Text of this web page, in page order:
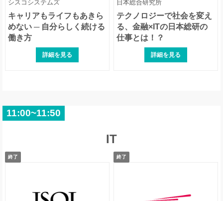
日本ヒューレット・パッカード
日本アイ・ビー・エムシステムズ・エン
ジニアリング
シスコシステムズ
キャリアもライフもあきら
めない ─ 自分らしく続ける
働き方
詳細を見る
日本総合研究所
テクノロジーで社会を変え
る、金融×ITの日本総研の
仕事とは！？
詳細を見る
11:00~11:50
IT
終了 終了